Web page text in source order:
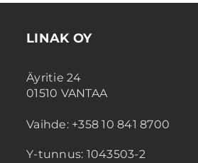
LINAK OY
Äyritie 24
01510 VANTAA
Vaihde: +358 10 841 8700
Y-tunnus: 1043503-2